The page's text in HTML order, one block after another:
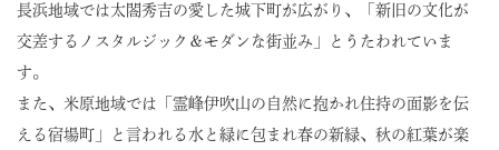
長浜地域では太閤秀吉の愛した城下町が広がり、「新旧の文化が
交差するノスタルジック＆モダンな街並み」とうたわれていま
す。
また、米原地域では「霊峰伊吹山の自然に抱かれ住持の面影を伝
える宿場町」と言われる水と緑に包まれ春の新緑、秋の紅葉が楽